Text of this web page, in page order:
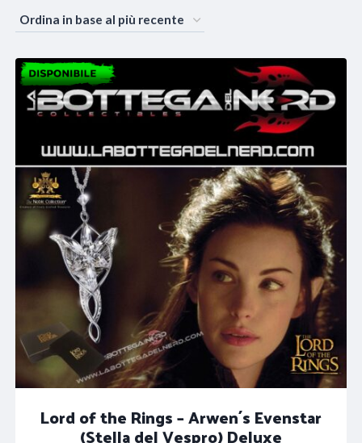
al
più
recente
Lord of the Rings – Arwen´s Evenstar
(Stella del Vespro) Deluxe